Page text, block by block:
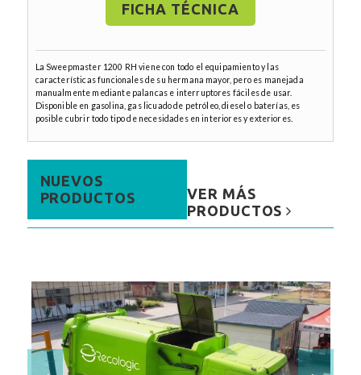
FICHA TÉCNICA
La Sweepmaster 1200 RH viene con todo el equipamiento y las
características funcionales de su hermana mayor, pero es manejada
manualmente mediante palancas e interruptores fáciles de usar.
Disponible en gasolina, gas licuado de petróleo, diesel o baterías, es
posible cubrir todo tipo de necesidades en interiores y exteriores.
NUEVOS
PRODUCTOS
VER MÁS
PRODUCTOS